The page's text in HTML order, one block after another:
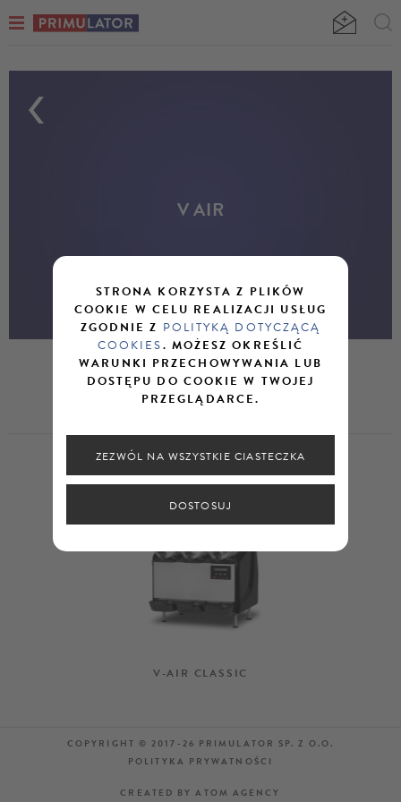
V AIR
V-AIR CLASSIC
COPYRIGHT © 2017-26 PRIMULATOR SP. Z O.O.
POLITYKA PRYWATNOŚCI
CREATED BY ATOM AGENCY
STRONA KORZYSTA Z PLIKÓW
COOKIE W CELU REALIZACJI USŁUG
ZGODNIE Z POLITYKĄ DOTYCZĄCĄ
COOKIES. MOŻESZ OKREŚLIĆ
WARUNKI PRZECHOWYWANIA LUB
DOSTĘPU DO COOKIE W TWOJEJ
PRZEGLĄDARCE.
ZEZWÓL NA WSZYSTKIE CIASTECZKA
DOSTOSUJ